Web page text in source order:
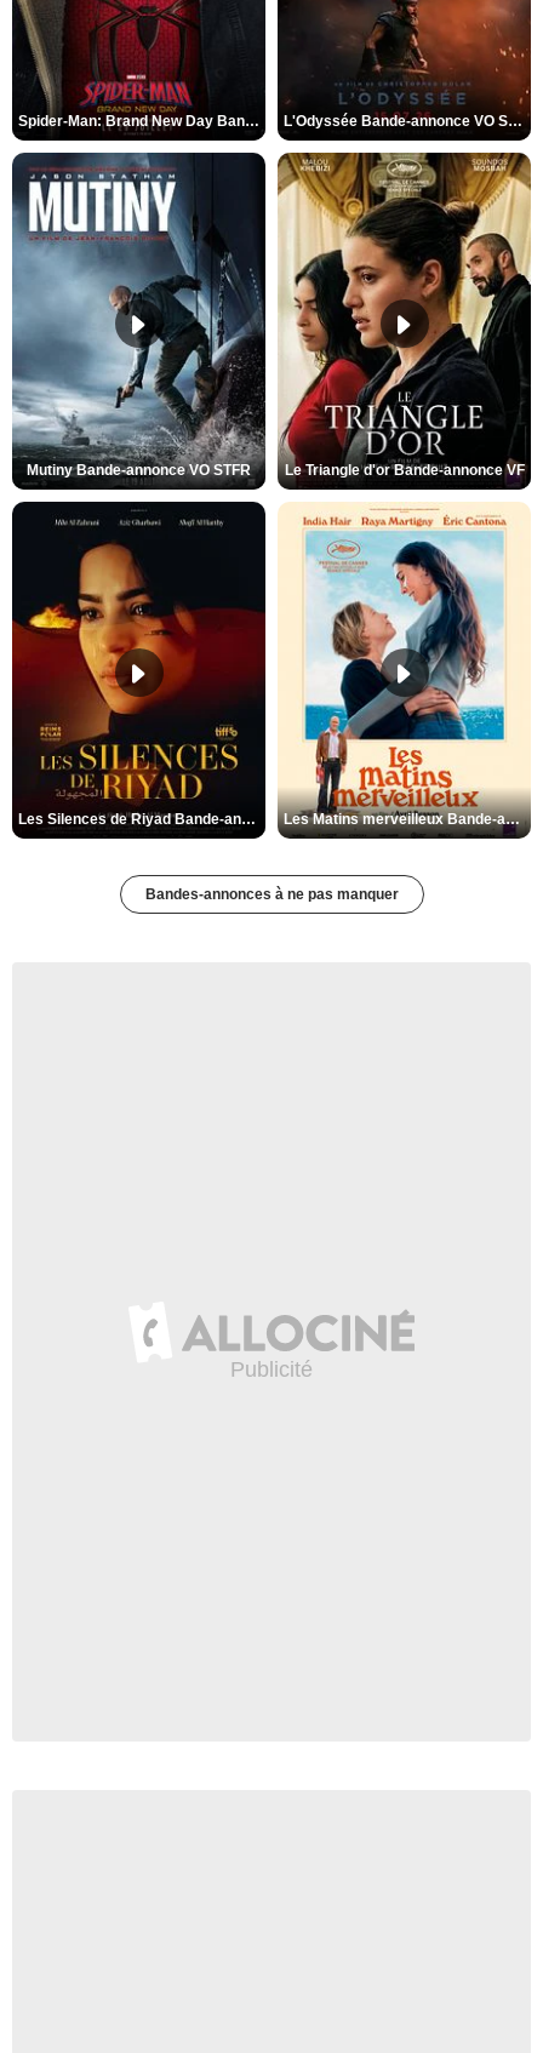
Spider-Man: Brand New Day Bande-annonce VO STFR L'Odyssée Bande-annonce VO STFR
Mutiny Bande-annonce VO STFR Le Triangle d'or Bande-annonce VF
Les Silences de Riyad Bande-annonce VO STFR Les Matins merveilleux Bande-annonce VF
Bandes-annonces à ne pas manquer